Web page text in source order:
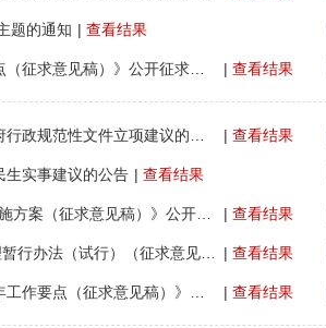
题的通知 | 查看结果
| 查看结果
| 查看结果
生实事建议的公告 | 查看结果
| 查看结果
| 查看结果
| 查看结果